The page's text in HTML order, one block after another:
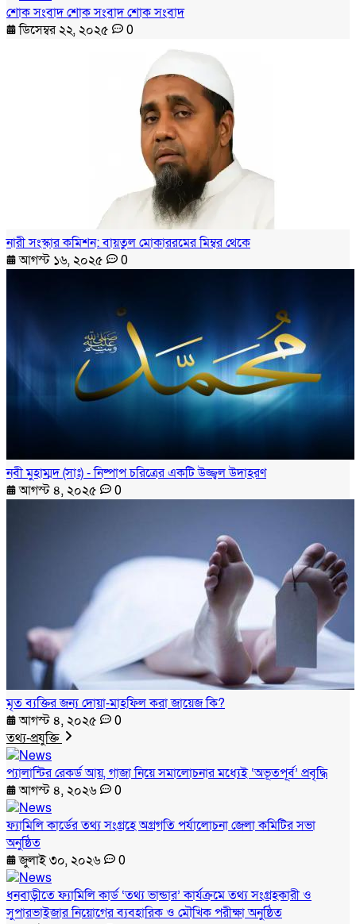
শোক সংবাদ শোক সংবাদ শোক সংবাদ
ডিসেম্বর ২২, ২০২৫
0
নারী সংস্কার কমিশন: বায়তুল মোকাররমের মিম্বর থেকে
আগস্ট ১৬, ২০২৫
0
নবী মুহাম্মদ (সাঃ) - নিষ্পাপ চরিত্রের একটি উজ্জ্বল উদাহরণ
আগস্ট ৪, ২০২৫
0
মৃত ব্যক্তির জন্য দোয়া-মাহফিল করা জায়েজ কি?
আগস্ট ৪, ২০২৫
0
তথ্য-প্রযুক্তি
প্যালান্টির রেকর্ড আয়, গাজা নিয়ে সমালোচনার মধ্যেই ‘অভূতপূর্ব’ প্রবৃদ্ধি
আগস্ট ৪, ২০২৬
0
ফ্যামিলি কার্ডের তথ্য সংগ্রহে অগ্রগতি পর্যালোচনা জেলা কমিটির সভা
অনুষ্ঠিত
জুলাই ৩০, ২০২৬
0
ধনবাড়ীতে ফ্যামিলি কার্ড ‘তথ্য ভান্ডার’ কার্যক্রমে তথ্য সংগ্রহকারী ও
সুপারভাইজার নিয়োগের ব্যবহারিক ও মৌখিক পরীক্ষা অনুষ্ঠিত